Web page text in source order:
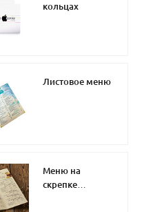
кольцах
Листовое меню
Меню на
скрепке